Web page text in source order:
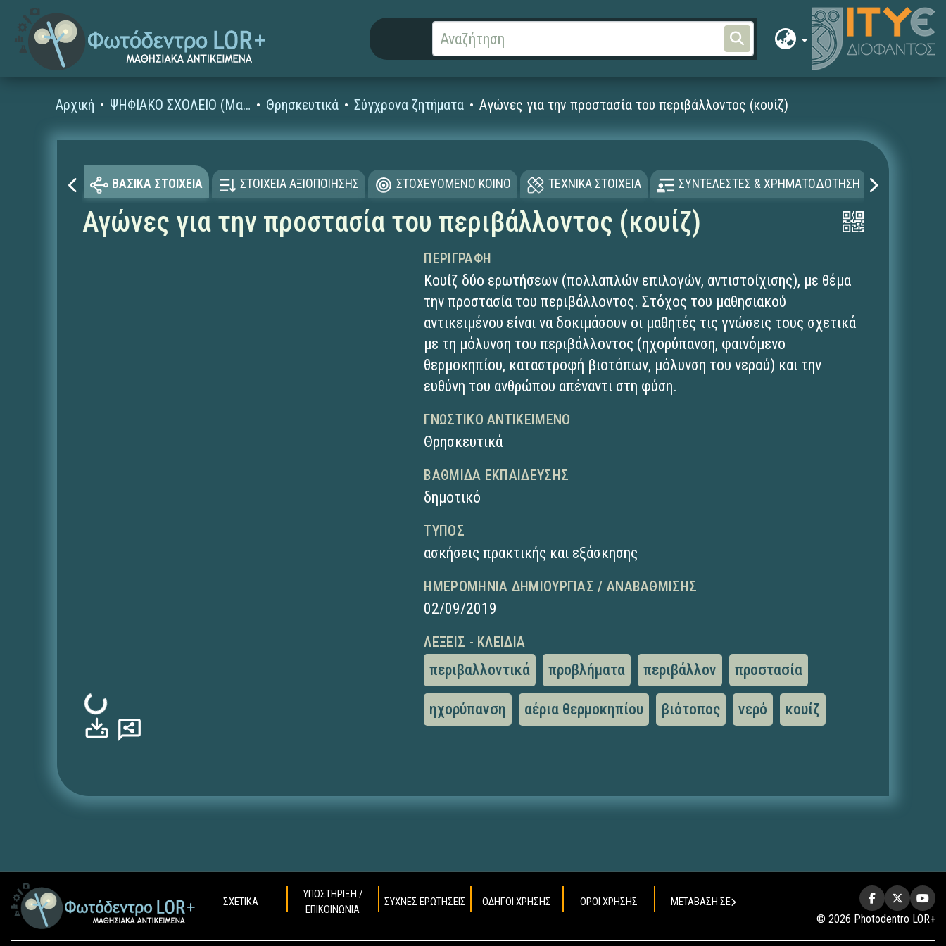
Αρχική ΨΗΦΙΑΚΟ ΣΧΟΛΕΙΟ (Μαθησιακά Αντικείμενα) Θρησκευτικά Σύγχρονα ζητήματα Αγώνες για την προστασία του περιβάλλοντος (κουίζ)
ΒΑΣΙΚΑ ΣΤΟΙΧΕΙΑ ΣΤΟΙΧΕΙΑ ΑΞΙΟΠΟΙΗΣΗΣ ΣΤΟΧΕΥΟΜΕΝΟ ΚΟΙΝΟ ΤΕΧΝΙΚΑ ΣΤΟΙΧΕΙΑ ΣΥΝΤΕΛΕΣΤΕΣ & ΧΡΗΜΑΤΟΔΟΤΗΣΗ
Αγώνες για την προστασία του περιβάλλοντος (κουίζ)
Φόρτωση...
ΠΕΡΙΓΡΑΦΉ
Κουίζ δύο ερωτήσεων (πολλαπλών επιλογών, αντιστοίχισης), με θέμα
την προστασία του περιβάλλοντος. Στόχος του μαθησιακού
αντικειμένου είναι να δοκιμάσουν οι μαθητές τις γνώσεις τους σχετικά
με τη μόλυνση του περιβάλλοντος (ηχορύπανση, φαινόμενο
θερμοκηπίου, καταστροφή βιοτόπων, μόλυνση του νερού) και την
ευθύνη του ανθρώπου απέναντι στη φύση.
ΓΝΩΣΤΙΚΌ ΑΝΤΙΚΕΊΜΕΝΟ
Θρησκευτικά
ΒΑΘΜΊΔΑ ΕΚΠΑΊΔΕΥΣΗΣ
δημοτικό
ΤΎΠΟΣ
ασκήσεις πρακτικής και εξάσκησης
ΗΜΕΡΟΜΗΝΊΑ ΔΗΜΙΟΥΡΓΊΑΣ / ΑΝΑΒΆΘΜΙΣΗΣ
02/09/2019
ΛΈΞΕΙΣ - ΚΛΕΙΔΙΆ
περιβαλλοντικά προβλήματα περιβάλλον προστασία
ηχορύπανση αέρια θερμοκηπίου βιότοπος νερό κουίζ
ΣΧΕΤΙΚΑ
ΥΠΟΣΤΗΡΙΞΗ /
ΕΠΙΚΟΙΝΩΝΙΑ
ΣΥΧΝΕΣ ΕΡΩΤΗΣΕΙΣ ΟΔΗΓΟΙ ΧΡΗΣΗΣ ΟΡΟΙ ΧΡΗΣΗΣ ΜΕΤΑΒΑΣΗ ΣΕ
© 2026 Photodentro LOR+